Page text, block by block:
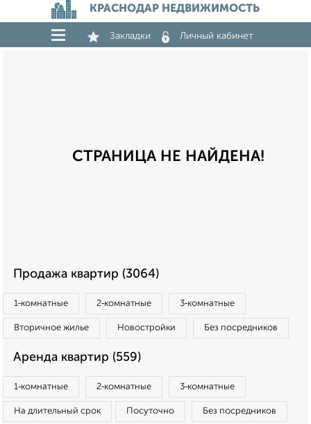
КРАСНОДАР НЕДВИЖИМОСТЬ
Закладки Личный кабинет
СТРАНИЦА НЕ НАЙДЕНА!
Продажа квартир (3064)
1‑комнатные 2‑комнатные 3‑комнатные
Вторичное жилье Новостройки Без посредников
Аренда квартир (559)
1‑комнатные 2‑комнатные 3‑комнатные
На длительный срок Посуточно Без посредников